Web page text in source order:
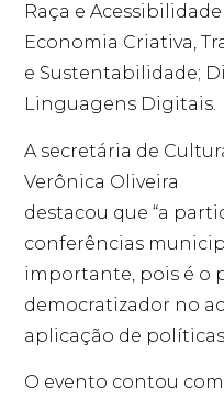
Raça e
Economia Criativa,
e Sustentabilidade;
Linguagens Digitais.
A secretária de
Verônica Oliveira
destacou que “a
conferências
importante, pois é o
democratizador no
aplicação de
O evento contou